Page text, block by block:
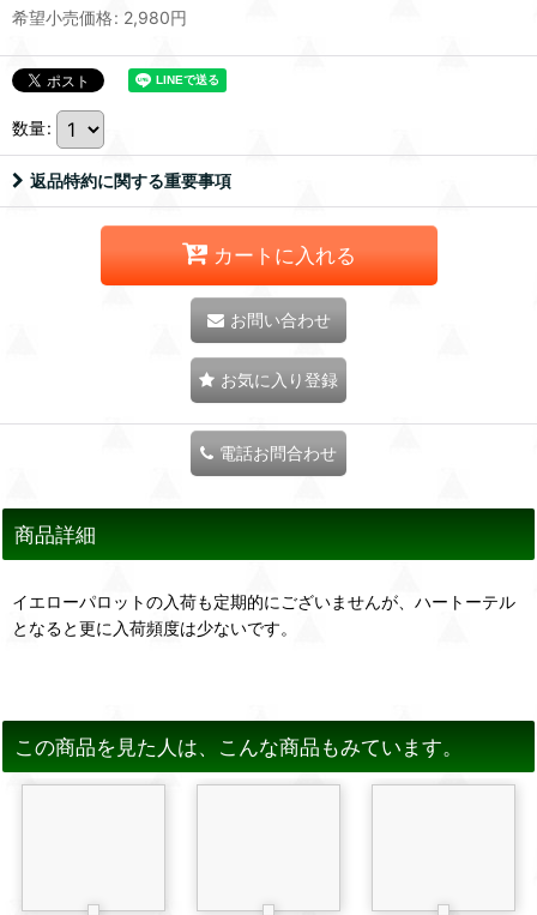
希望小売価格: 2,980円
数量:
返品特約に関する重要事項
カートに入れる
お問い合わせ
お気に入り登録
電話お問合わせ
商品詳細
イエローパロットの入荷も定期的にございませんが、ハートーテル
となると更に入荷頻度は少ないです。
この商品を見た人は、こんな商品もみています。